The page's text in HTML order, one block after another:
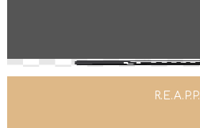
R.E.A.P.P.